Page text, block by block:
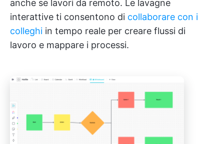
anche se lavori da remoto. Le lavagne
interattive ti consentono di collaborare con i
colleghi in tempo reale per creare flussi di
lavoro e mappare i processi.